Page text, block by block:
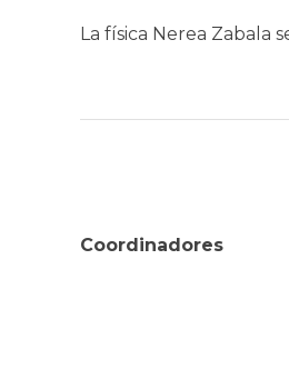
La física Nerea Zabala
Coordinadores